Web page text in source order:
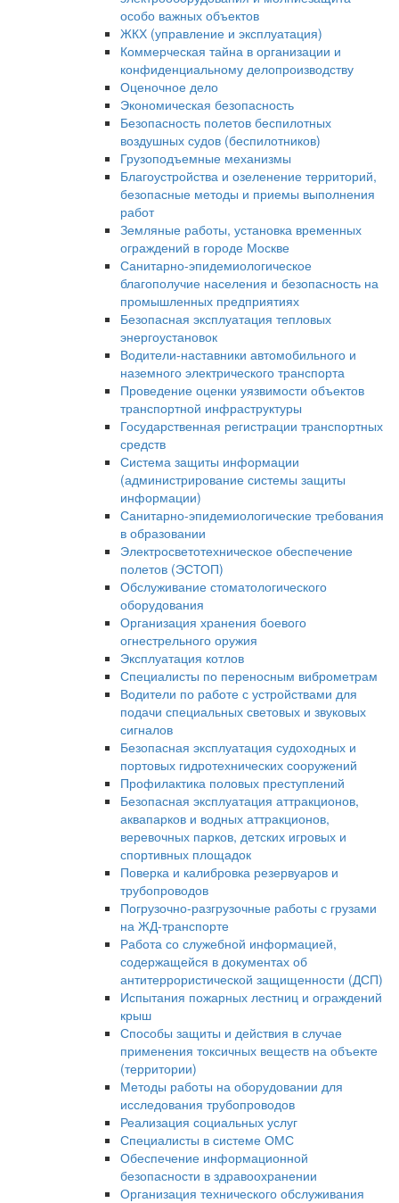
особо важных объектов
ЖКХ (управление и эксплуатация)
Коммерческая тайна в организации и
конфиденциальному делопроизводству
Оценочное дело
Экономическая безопасность
Безопасность полетов беспилотных
воздушных судов (беспилотников)
Грузоподъемные механизмы
Благоустройства и озеленение территорий,
безопасные методы и приемы выполнения
работ
Земляные работы, установка временных
ограждений в городе Москве
Санитарно-эпидемиологическое
благополучие населения и безопасность на
промышленных предприятиях
Безопасная эксплуатация тепловых
энергоустановок
Водители-наставники автомобильного и
наземного электрического транспорта
Проведение оценки уязвимости объектов
транспортной инфраструктуры
Государственная регистрации транспортных
средств
Система защиты информации
(администрирование системы защиты
информации)
Санитарно-эпидемиологические требования
в образовании
Электросветотехническое обеспечение
полетов (ЭСТОП)
Обслуживание стоматологического
оборудования
Организация хранения боевого
огнестрельного оружия
Эксплуатация котлов
Специалисты по переносным виброметрам
Водители по работе с устройствами для
подачи специальных световых и звуковых
сигналов
Безопасная эксплуатация судоходных и
портовых гидротехнических сооружений
Профилактика половых преступлений
Безопасная эксплуатация аттракционов,
аквапарков и водных аттракционов,
веревочных парков, детских игровых и
спортивных площадок
Поверка и калибровка резервуаров и
трубопроводов
Погрузочно-разгрузочные работы с грузами
на ЖД-транспорте
Работа со служебной информацией,
содержащейся в документах об
антитеррористической защищенности (ДСП)
Испытания пожарных лестниц и ограждений
крыш
Способы защиты и действия в случае
применения токсичных веществ на объекте
(территории)
Методы работы на оборудовании для
исследования трубопроводов
Реализация социальных услуг
Специалисты в системе ОМС
Обеспечение информационной
безопасности в здравоохранении
Организация технического обслуживания